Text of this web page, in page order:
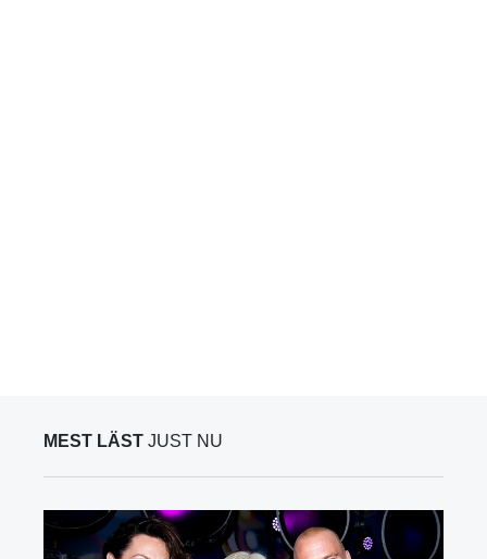
MEST LÄST JUST NU